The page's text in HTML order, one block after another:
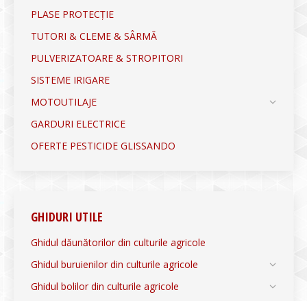
PLASE PROTECȚIE
TUTORI & CLEME & SÂRMĂ
PULVERIZATOARE & STROPITORI
SISTEME IRIGARE
MOTOUTILAJE
GARDURI ELECTRICE
OFERTE PESTICIDE GLISSANDO
GHIDURI UTILE
Ghidul dăunătorilor din culturile agricole
Ghidul buruienilor din culturile agricole
Ghidul bolilor din culturile agricole